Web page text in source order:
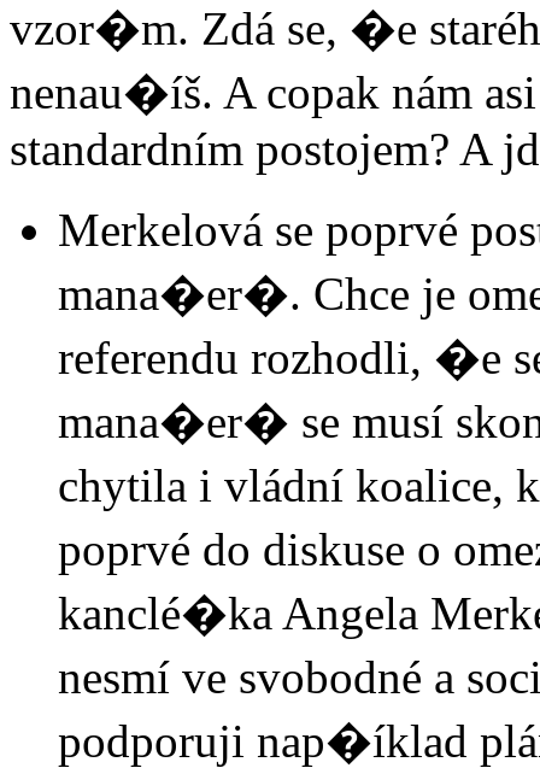
vzor�m. Zdá se, �e
nenau�íš. A copak nám
standardním postojem? A
Merkelová se poprvé
mana�er�. Chce je
referendu rozhodli, �e
mana�er� se musí
chytila i vládní koalice,
poprvé do diskuse o
kanclé�ka Angela
nesmí ve svobodné a
podporuji nap�íklad